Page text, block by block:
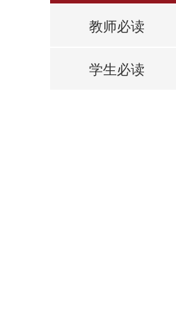
教师必读
学生必读